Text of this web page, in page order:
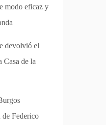
modo eficaz y
devolvió el
Casa de la
Federico